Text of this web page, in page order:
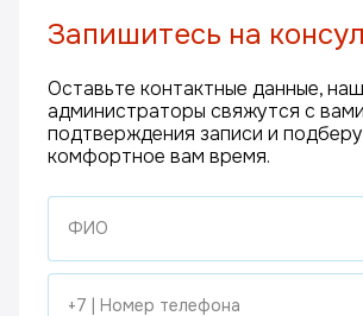
Запишитесь на
Оставьте контактные данные,
администраторы свяжутся с
подтверждения записи и
комфортное вам время.